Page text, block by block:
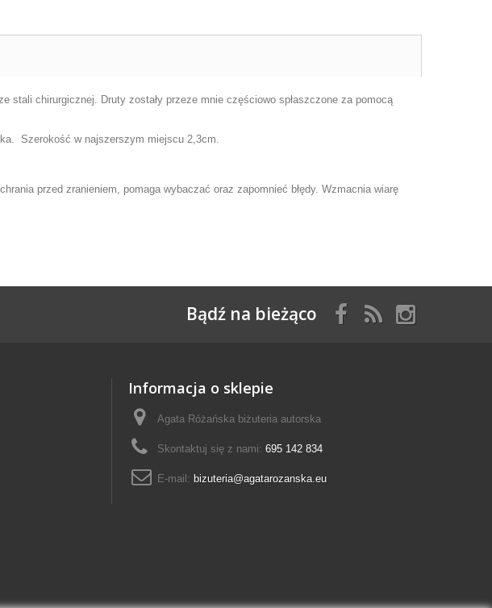
stali chirurgicznej. Druty zostały przeze mnie częściowo spłaszczone za pomocą
Szerokość w najszerszym miejscu 2,3cm.
przed zranieniem, pomaga wybaczać oraz zapomnieć błędy. Wzmacnia wiarę
Bądź na bieżąco
Informacja o sklepie
Agata Różańska biżuteria autorska
Skontaktuj się z nami: 695 142 834
E-mail: bizuteria@agatarozanska.eu